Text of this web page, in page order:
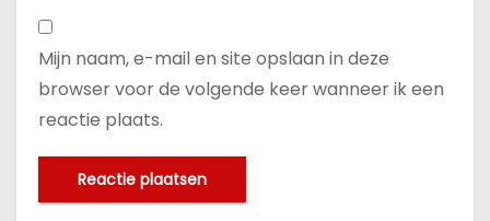
Mijn naam, e-mail en site opslaan in deze
browser voor de volgende keer wanneer ik een
reactie plaats.